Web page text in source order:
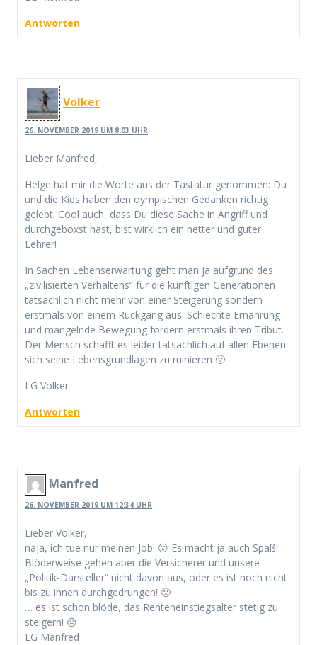
Antworten
Volker
26. NOVEMBER 2019 UM 8:03 UHR
Lieber Manfred,
Helge hat mir die Worte aus der Tastatur genommen: Du
und die Kids haben den oympischen Gedanken richtig
gelebt. Cool auch, dass Du diese Sache in Angriff und
durchgeboxst hast, bist wirklich ein netter und guter
Lehrer!
In Sachen Lebenserwartung geht man ja aufgrund des
„zivilisierten Verhaltens“ für die künftigen Generationen
tatsächlich nicht mehr von einer Steigerung sondern
erstmals von einem Rückgang aus. Schlechte Ernährung
und mangelnde Bewegung fordern erstmals ihren Tribut.
Der Mensch schafft es leider tatsächlich auf allen Ebenen
sich seine Lebensgrundlagen zu ruinieren 🙁
LG Volker
Antworten
Manfred
26. NOVEMBER 2019 UM 12:34 UHR
Lieber Volker,
naja, ich tue nur meinen Job! 😛 Es macht ja auch Spaß!
Blöderweise gehen aber die Versicherer und unsere
„Politik-Darsteller“ nicht davon aus, oder es ist noch nicht
bis zu ihnen durchgedrungen! 🙁
… es ist schon blöde, das Renteneinstiegsalter stetig zu
steigern! 😥
LG Manfred